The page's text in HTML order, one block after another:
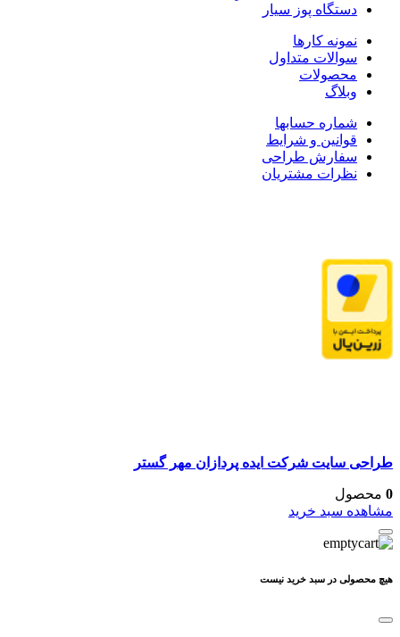
دستگاه پوز سیار
نمونه کارها
سوالات متداول
محصولات
وبلاگ
شماره حسابها
قوانین و شرایط
سفارش طراحی
نظرات مشتریان
طراحی سایت شرکت ایده پردازان مهر گستر
0 محصول
مشاهده سبد خرید
هیچ محصولی در سبد خرید نیست